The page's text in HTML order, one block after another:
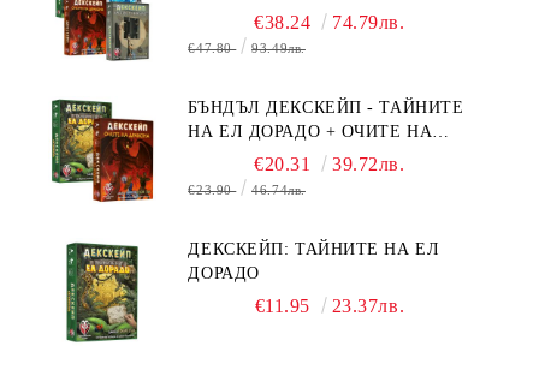
БЯГСТВО ОТ АЛКАТРАЗ +
ТАЙНИТЕ НА ЕЛ ДОРАДО +
€38.24 74.79лв.
€47.80 93.49лв.
БЪНДЪЛ ДЕКСКЕЙП - ТАЙНИТЕ
НА ЕЛ ДОРАДО + ОЧИТЕ НА
ДРАКОНА€20.31 39.72лв.
€23.90 46.74лв.
ДЕКСКЕЙП: ТАЙНИТЕ НА ЕЛ
ДОРАДО
€11.95 23.37лв.